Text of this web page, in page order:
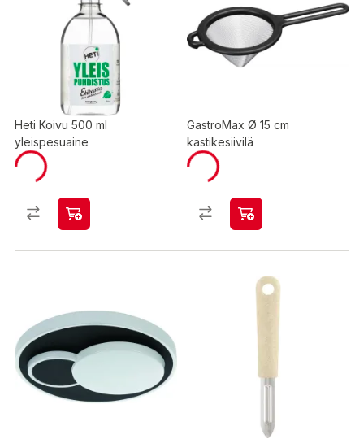
Heti Koivu 500 ml
yleispesuaine
GastroMax Ø 15 cm
kastikesiivilä